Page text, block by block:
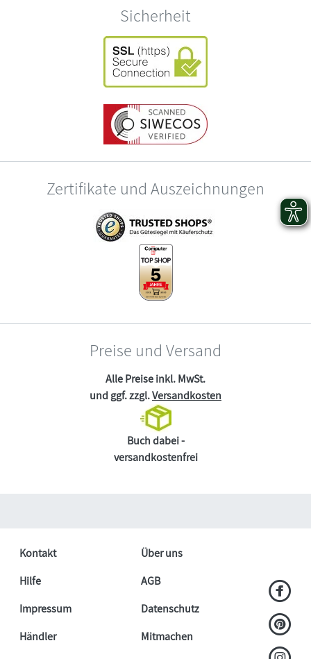
Sicherheit
Zertifikate und Auszeichnungen
Preise und Versand
Alle Preise inkl. MwSt.
und ggf. zzgl.Versandkosten
Buch dabei -
versandkostenfrei
Kontakt
Über uns
Hilfe
AGB
Impressum
Datenschutz
Händler
Mitmachen